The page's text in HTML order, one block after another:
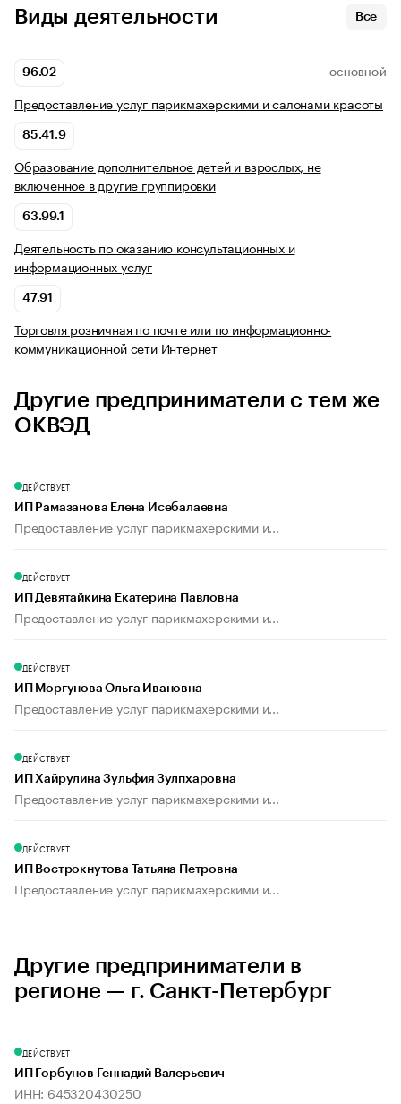
Виды деятельности Все
96.02 ОСНОВНОЙ
Предоставление услуг парикмахерскими и салонами красоты
85.41.9
Образование дополнительное детей и взрослых, не
включенное в другие группировки
63.99.1
Деятельность по оказанию консультационных и
информационных услуг
47.91
Торговля розничная по почте или по информационно-
коммуникационной сети Интернет
Другие предприниматели с тем же
ОКВЭД
ДЕЙСТВУЕТ
ИП Рамазанова Елена Исебалаевна
Предоставление услуг парикмахерскими и...
ДЕЙСТВУЕТ
ИП Девятайкина Екатерина Павловна
Предоставление услуг парикмахерскими и...
ДЕЙСТВУЕТ
ИП Моргунова Ольга Ивановна
Предоставление услуг парикмахерскими и...
ДЕЙСТВУЕТ
ИП Хайрулина Зульфия Зулпхаровна
Предоставление услуг парикмахерскими и...
ДЕЙСТВУЕТ
ИП Вострокнутова Татьяна Петровна
Предоставление услуг парикмахерскими и...
Другие предприниматели в
регионе — г. Санкт-Петербург
ДЕЙСТВУЕТ
ИП Горбунов Геннадий Валерьевич
ИНН: 645320430250